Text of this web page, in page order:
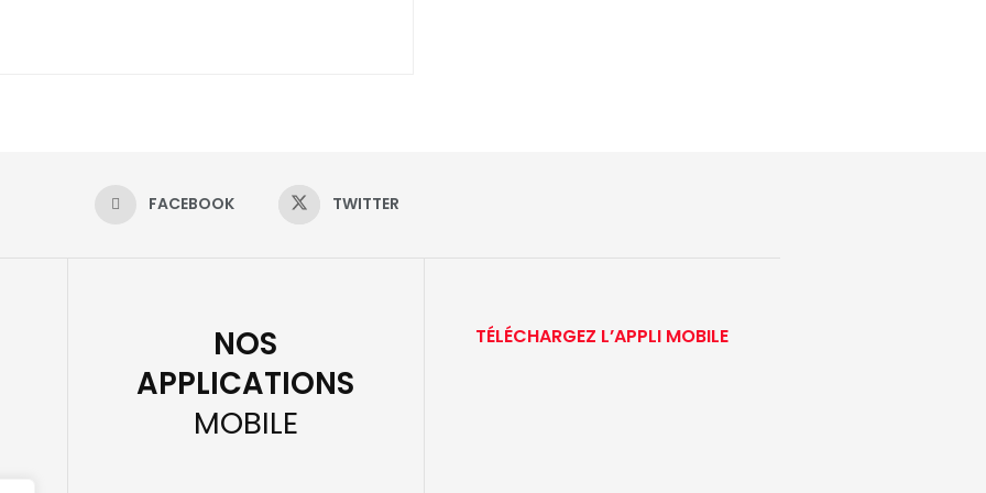
FACEBOOK TWITTER
NOS
APPLICATIONS
MOBILE
TÉLÉCHARGEZ L’APPLI MOBILE